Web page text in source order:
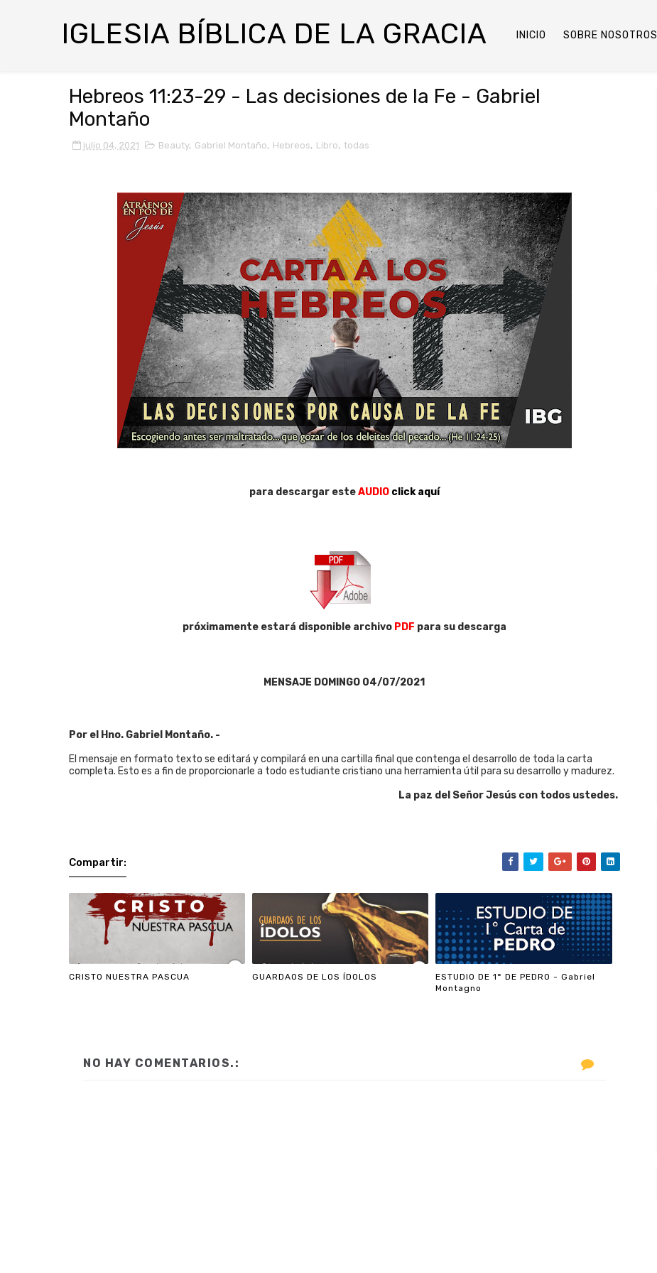
IGLESIA BÍBLICA DE LA GRACIA INICIO SOBRE NOSOTROS
Hebreos 11:23-29 - Las decisiones de la Fe - Gabriel
Montaño
julio 04, 2021 Beauty, Gabriel Montaño, Hebreos, Libro, todas
para descargar esteAUDIO click aquí
próximamente estará disponible archivo PDF para su descarga
MENSAJE DOMINGO 04/07/2021
Por el Hno. Gabriel Montaño. -
El mensaje en formato texto se editará y compilará en una cartilla final que contenga el desarrollo de toda la carta
completa. Esto es a fin de proporcionarle a todo estudiante cristiano una herramienta útil para su desarrollo y madurez.
La paz del Señor Jesús con todos ustedes.
Compartir:
CRISTO NUESTRA PASCUA GUARDAOS DE LOS ÍDOLOS
ESTUDIO DE 1° DE PEDRO - Gabriel
Montagno
NO HAY COMENTARIOS.: